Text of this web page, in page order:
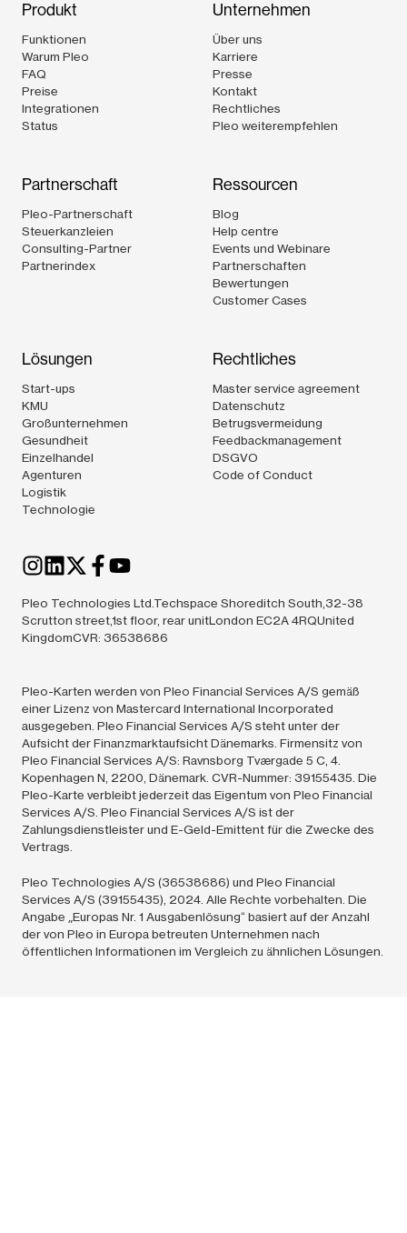
Produkt
Funktionen
Warum Pleo
FAQ
Preise
Integrationen
Status
Unternehmen
Über uns
Karriere
Presse
Kontakt
Rechtliches
Pleo weiterempfehlen
Partnerschaft
Pleo-Partnerschaft
Steuerkanzleien
Consulting-Partner
Partnerindex
Ressourcen
Blog
Help centre
Events und Webinare
Partnerschaften
Bewertungen
Customer Cases
Lösungen
Start-ups
KMU
Großunternehmen
Gesundheit
Einzelhandel
Agenturen
Logistik
Technologie
Rechtliches
Master service agreement
Datenschutz
Betrugsvermeidung
Feedbackmanagement
DSGVO
Code of Conduct
Pleo Technologies Ltd.Techspace Shoreditch South,32-38
Scrutton street,1st floor, rear unitLondon EC2A 4RQUnited
KingdomCVR: 36538686
Pleo-Karten werden von Pleo Financial Services A/S gemäß
einer Lizenz von Mastercard International Incorporated
ausgegeben. Pleo Financial Services A/S steht unter der
Aufsicht der Finanzmarktaufsicht Dänemarks. Firmensitz von
Pleo Financial Services A/S: Ravnsborg Tværgade 5 C, 4.
Kopenhagen N, 2200, Dänemark. CVR-Nummer: 39155435. Die
Pleo-Karte verbleibt jederzeit das Eigentum von Pleo Financial
Services A/S. Pleo Financial Services A/S ist der
Zahlungsdienstleister und E-Geld-Emittent für die Zwecke des
Vertrags.
Pleo Technologies A/S (36538686) und Pleo Financial
Services A/S (39155435), 2024. Alle Rechte vorbehalten. Die
Angabe „Europas Nr. 1 Ausgabenlösung“ basiert auf der Anzahl
der von Pleo in Europa betreuten Unternehmen nach
öffentlichen Informationen im Vergleich zu ähnlichen Lösungen.